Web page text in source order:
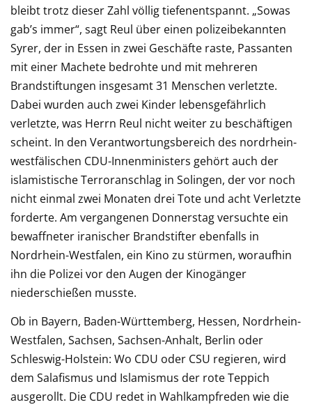
bleibt trotz dieser Zahl völlig tiefenentspannt. „Sowas
gab’s immer“, sagt Reul über einen polizeibekannten
Syrer, der in Essen in zwei Geschäfte raste, Passanten
mit einer Machete bedrohte und mit mehreren
Brandstiftungen insgesamt 31 Menschen verletzte.
Dabei wurden auch zwei Kinder lebensgefährlich
verletzte, was Herrn Reul nicht weiter zu beschäftigen
scheint. In den Verantwortungsbereich des nordrhein-
westfälischen CDU-Innenministers gehört auch der
islamistische Terroranschlag in Solingen, der vor noch
nicht einmal zwei Monaten drei Tote und acht Verletzte
forderte. Am vergangenen Donnerstag versuchte ein
bewaffneter iranischer Brandstifter ebenfalls in
Nordrhein-Westfalen, ein Kino zu stürmen, woraufhin
ihn die Polizei vor den Augen der Kinogänger
niederschießen musste.
Ob in Bayern, Baden-Württemberg, Hessen, Nordrhein-
Westfalen, Sachsen, Sachsen-Anhalt, Berlin oder
Schleswig-Holstein: Wo CDU oder CSU regieren, wird
dem Salafismus und Islamismus der rote Teppich
ausgerollt. Die CDU redet in Wahlkampfreden wie die